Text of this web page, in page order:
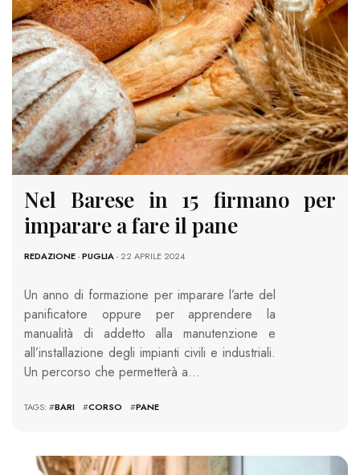
Nel Barese in 15 firmano per
imparare a fare il pane
REDAZIONE-PUGLIA- 22 APRILE 2024
Un anno di formazione per imparare l’arte del
panificatore oppure per apprendere la
manualità di addetto alla manutenzione e
all’installazione degli impianti civili e industriali.
Un percorso che permetterà a…
TAGS: #BARI #CORSO #PANE